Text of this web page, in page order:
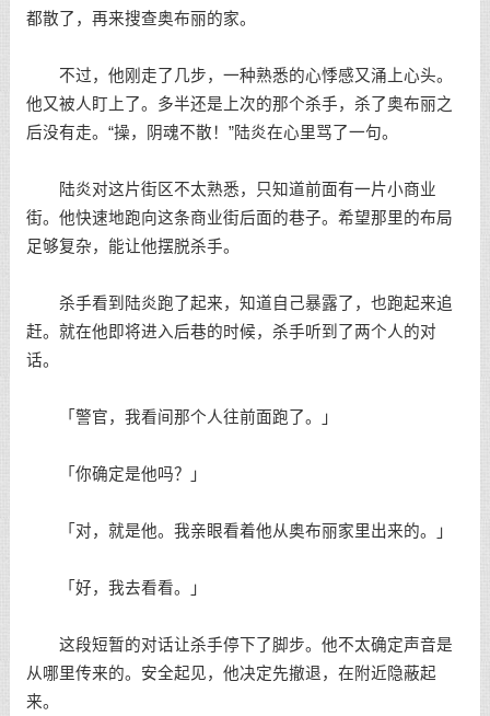
都散了，再来搜查奥布丽的家。
不过，他刚走了几步，一种熟悉的心悸感又涌上心头。
他又被人盯上了。多半还是上次的那个杀手，杀了奥布丽之
后没有走。“操，阴魂不散！”陆炎在心里骂了一句。
陆炎对这片街区不太熟悉，只知道前面有一片小商业
街。他快速地跑向这条商业街后面的巷子。希望那里的布局
足够复杂，能让他摆脱杀手。
杀手看到陆炎跑了起来，知道自己暴露了，也跑起来追
赶。就在他即将进入后巷的时候，杀手听到了两个人的对
话。
「警官，我看间那个人往前面跑了。」
「你确定是他吗？」
「对，就是他。我亲眼看着他从奥布丽家里出来的。」
「好，我去看看。」
这段短暂的对话让杀手停下了脚步。他不太确定声音是
从哪里传来的。安全起见，他决定先撤退，在附近隐蔽起
来。